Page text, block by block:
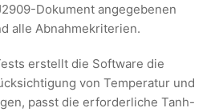
Dokument angegebenen
alle Abnahmekriterien.
erstellt die Software die
von Temperatur und
passt die erforderliche Tanh-